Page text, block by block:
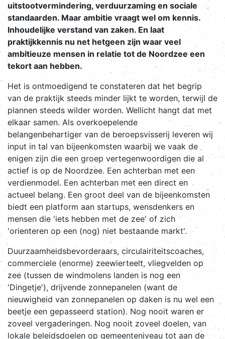
uitstootvermindering, verduurzaming en sociale
standaarden. Maar ambitie vraagt wel om kennis.
Inhoudelijke verstand van zaken. En laat
praktijkkennis nu net hetgeen zijn waar veel
ambitieuze mensen in relatie tot de Noordzee een
tekort aan hebben.
Het is ontmoedigend te constateren dat het begrip
van de praktijk steeds minder lijkt te worden, terwijl de
plannen steeds wilder worden. Wellicht hangt dat met
elkaar samen. Als overkoepelende
belangenbehartiger van de beroepsvisserij leveren wij
input in tal van bijeenkomsten waarbij we vaak de
enigen zijn die een groep vertegenwoordigen die al
actief is op de Noordzee. Een achterban met een
verdienmodel. Een achterban met een direct en
actueel belang. Een groot deel van de bijeenkomsten
biedt een platform aan startups, wensdenkers en
mensen die 'iets hebben met de zee' of zich
'orienteren op een (nog) niet bestaande markt'.
Duurzaamheidsbevorderaars, circulairiteitscoaches,
commerciele (enorme) zeewierteelt, vliegvelden op
zee (tussen de windmolens landen is nog een
'Dingetje'), drijvende zonnepanelen (want de
nieuwigheid van zonnepanelen op daken is nu wel een
beetje een gepasseerd station). Nog nooit waren er
zoveel vergaderingen. Nog nooit zoveel doelen, van
lokale beleidsdoelen op gemeenteniveau tot aan de